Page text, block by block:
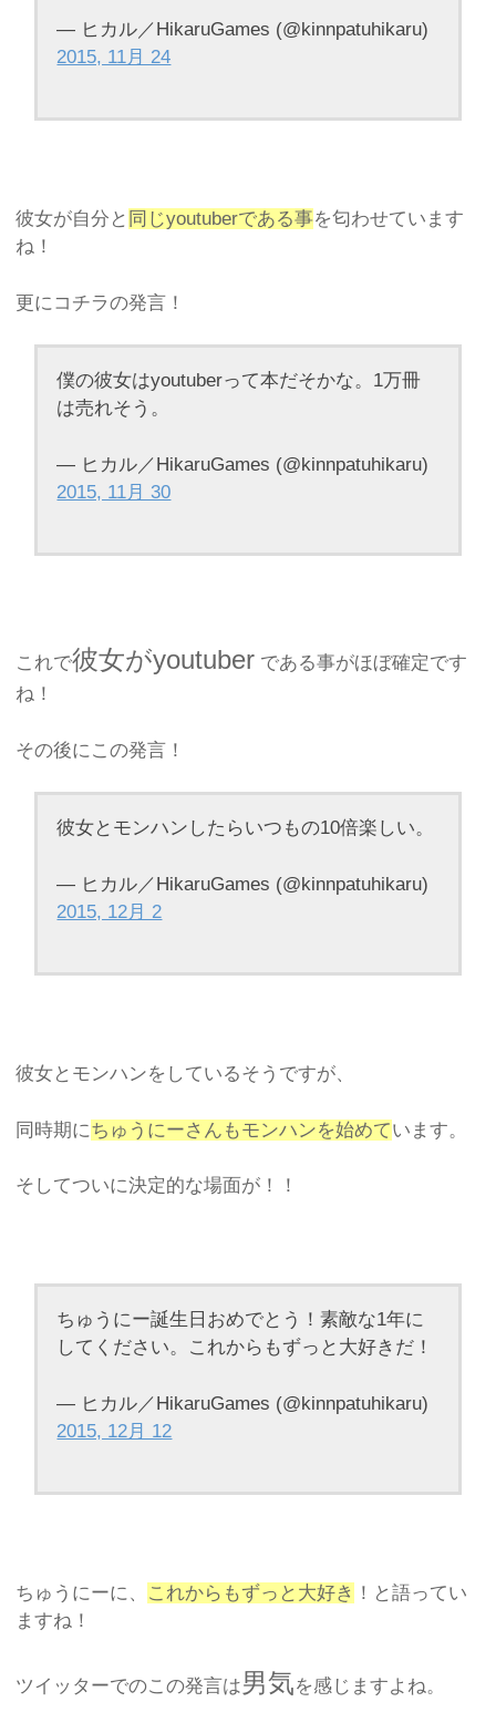
— ヒカル／HikaruGames (@kinnpatuhikaru)
2015, 11月 24
彼女が自分と 同じyoutuberである事を匂わせています
ね！
更にコチラの発言！
僕の彼女はyoutuberって本だそかな。1万冊
は売れそう。
— ヒカル／HikaruGames (@kinnpatuhikaru)
2015, 11月 30
これで彼女がyoutuber である事がほぼ確定です
ね！
その後にこの発言！
彼女とモンハンしたらいつもの10倍楽しい。
— ヒカル／HikaruGames (@kinnpatuhikaru)
2015, 12月 2
彼女とモンハンをしているそうですが、
同時期にちゅうにーさんもモンハンを始めています。
そしてついに決定的な場面が！！
ちゅうにー誕生日おめでとう！素敵な1年に
してください。これからもずっと大好きだ！
— ヒカル／HikaruGames (@kinnpatuhikaru)
2015, 12月 12
ちゅうにーに、 これからもずっと大好き ！と語ってい
ますね！
ツイッターでのこの発言は男気を感じますよね。